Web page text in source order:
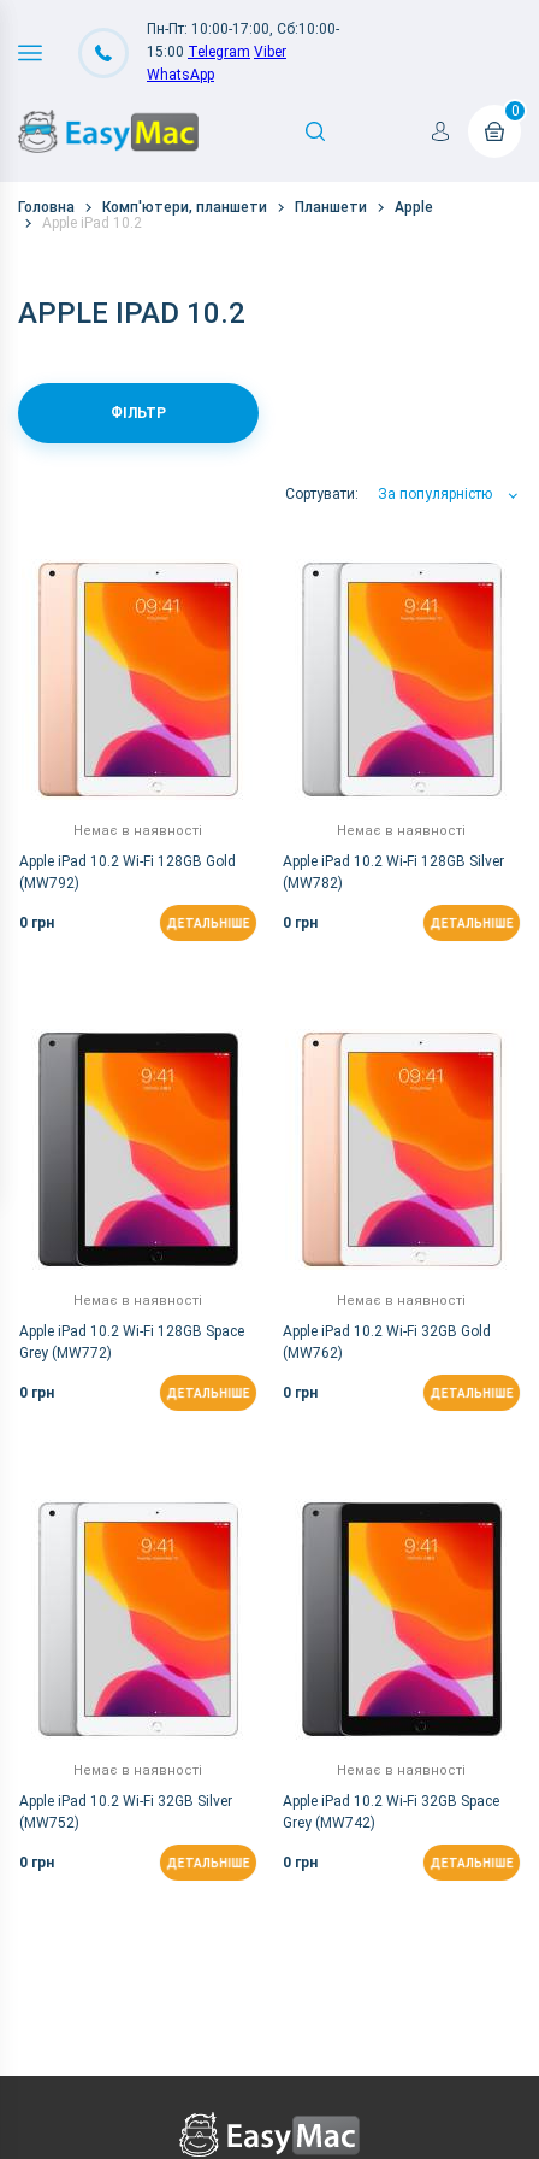
Пн-Пт: 10:00-17:00, Сб:10:00-
15:00 Telegram Viber
WhatsApp
0
Головна Комп'ютери, планшети Планшети
Apple
Apple iPad 10.2
APPLE IPAD 10.2
ФІЛЬТР
Сортувати: За популярністю
За популярністю
Немає в наявності
Apple iPad 10.2 Wi-Fi 128GB Gold
(MW792)
0 грн ДЕТАЛЬНІШЕ
Немає в наявності
Apple iPad 10.2 Wi-Fi 128GB Silver
(MW782)
0 грн ДЕТАЛЬНІШЕ
Немає в наявності
Apple iPad 10.2 Wi-Fi 128GB Space
Grey (MW772)
0 грн ДЕТАЛЬНІШЕ
Немає в наявності
Apple iPad 10.2 Wi-Fi 32GB Gold
(MW762)
0 грн ДЕТАЛЬНІШЕ
Немає в наявності
Apple iPad 10.2 Wi-Fi 32GB Silver
(MW752)
0 грн ДЕТАЛЬНІШЕ
Немає в наявності
Apple iPad 10.2 Wi-Fi 32GB Space
Grey (MW742)
0 грн ДЕТАЛЬНІШЕ